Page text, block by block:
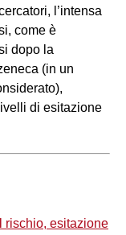
l’intensa
come è
dopo la
(in un
di esitazione
rischio, esitazione